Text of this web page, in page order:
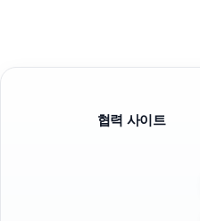
협력 사이트